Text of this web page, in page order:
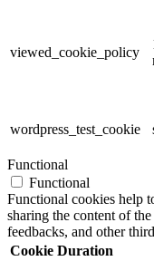
viewed_cookie_policy
wordpress_test_cookie
Functional
Functional
Functional cookies help
sharing the content of
feedbacks, and other
Cookie Duration